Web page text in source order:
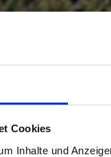
Cookies
Inhalte und